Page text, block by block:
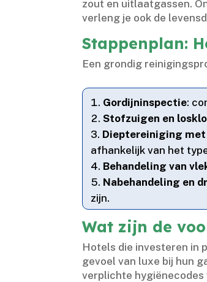
zout en uitlaatgassen.​
verleng je ook de
Stappenplan:
Een grondig
Gordijninspectie:
Stofzuigen en
Dieptereiniging
afhankelijk van het
Behandeling van
Nabehandeling en
zijn.​
Wat zijn de
Hotels die investeren in
gevoel van luxe bij hun
verplichte